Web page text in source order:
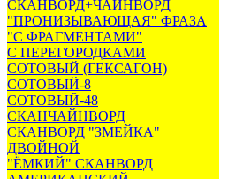
СКАНВОРД+ЧАЙНВОРД
"ПРОНИЗЫВАЮЩАЯ" ФРАЗА
"С ФРАГМЕНТАМИ"
С ПЕРЕГОРОДКАМИ
СОТОВЫЙ (ГЕКСАГОН)
СОТОВЫЙ-8
СОТОВЫЙ-48
СКАНЧАЙНВОРД
СКАНВОРД "ЗМЕЙКА"
ДВОЙНОЙ
"ЁМКИЙ" СКАНВОРД